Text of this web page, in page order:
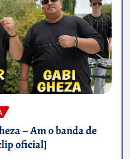
– Am o banda de
oficial]